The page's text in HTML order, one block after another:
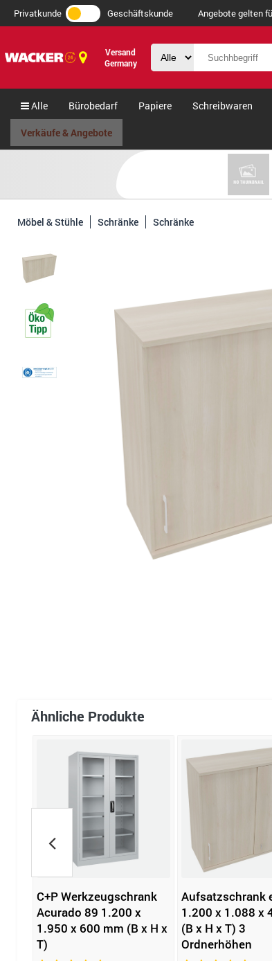
Privatkunde Geschäftskunde Angebote gelten
Versand
Germany
Alle Bürobedarf Papiere Schreibwaren
Verkäufe & Angebote
Möbel & Stühle Schränke Schränke
Ähnliche Produkte
C+P Werkzeugschrank
Acurado 89 1.200 x
1.950 x 600 mm (B x H x
T)
Aufsatzschrank
1.200 x 1.088 x
(B x H x T) 3
Ordnerhöhen